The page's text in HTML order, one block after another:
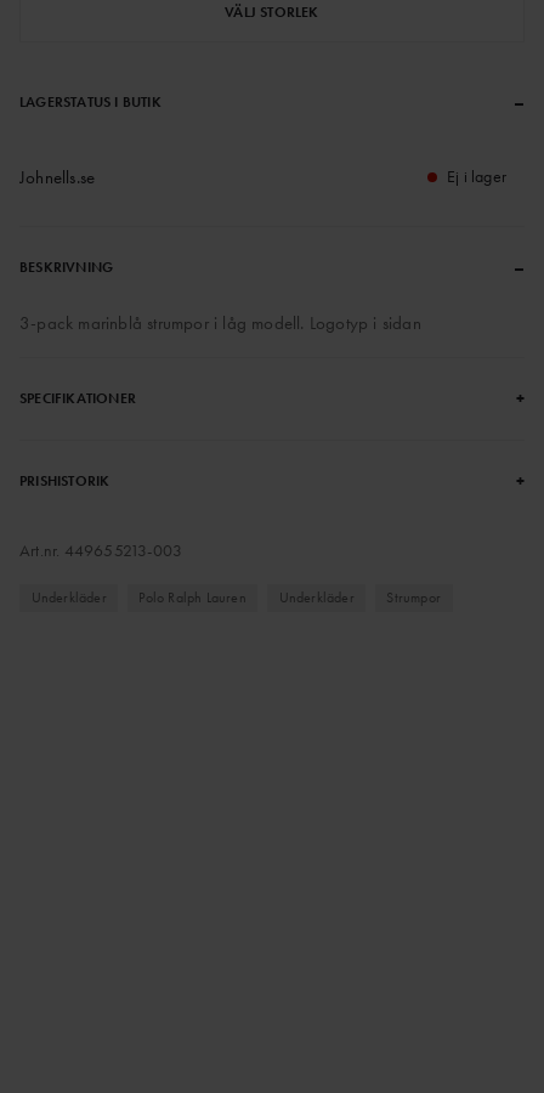
VÄLJ STORLEK
LAGERSTATUS I BUTIK –
Johnells.se Ej i lager
BESKRIVNING –
3-pack marinblå strumpor i låg modell. Logotyp i sidan
SPECIFIKATIONER +
PRISHISTORIK +
Art.nr. 449655213-003
Underkläder Polo Ralph Lauren Underkläder Strumpor